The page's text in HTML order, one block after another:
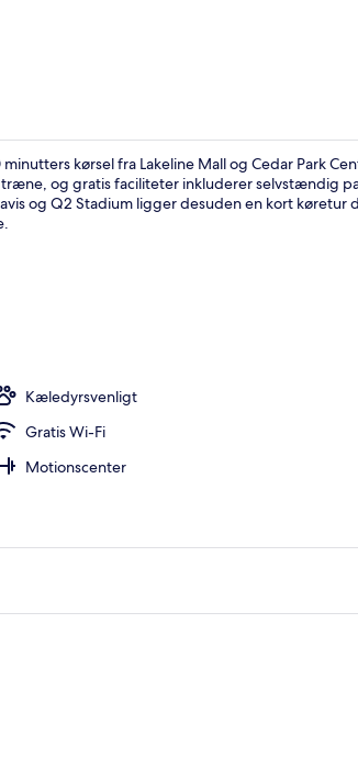
kørsel fra Lakeline Mall og Cedar Park
og gratis faciliteter inkluderer selvstændig
og Q2 Stadium ligger desuden en kort køretur
Kæledyrsvenligt
Gratis Wi-Fi
Motionscenter